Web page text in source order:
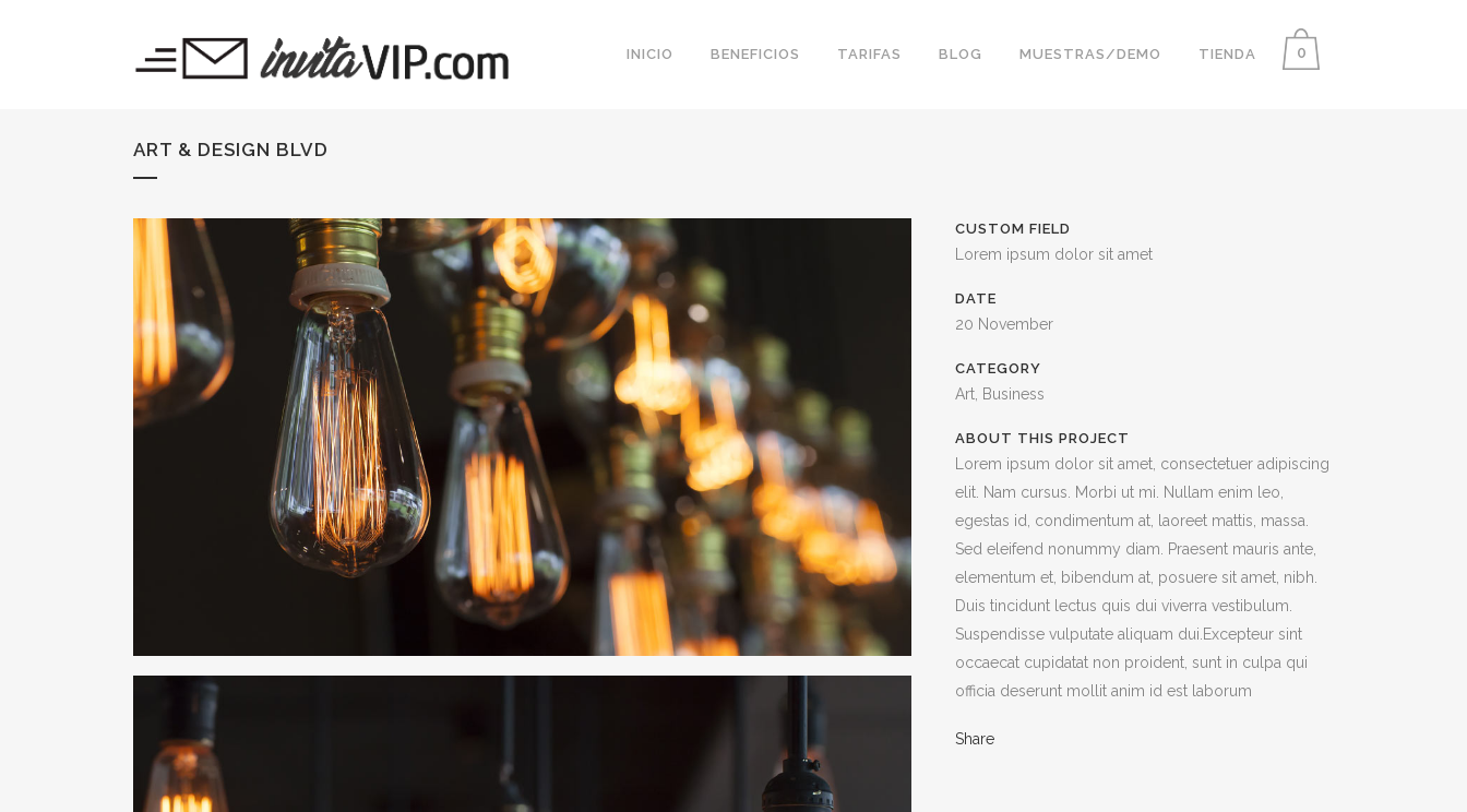
0
INICIO BENEFICIOS TARIFAS BLOG MUESTRAS/DEMO TIENDA
ART & DESIGN BLVD
CUSTOM FIELD
Lorem ipsum dolor sit amet
DATE
20 November
CATEGORY
Art, Business
ABOUT THIS PROJECT
Lorem ipsum dolor sit amet, consectetuer adipiscing
elit. Nam cursus. Morbi ut mi. Nullam enim leo,
egestas id, condimentum at, laoreet mattis, massa.
Sed eleifend nonummy diam. Praesent mauris ante,
elementum et, bibendum at, posuere sit amet, nibh.
Duis tincidunt lectus quis dui viverra vestibulum.
Suspendisse vulputate aliquam dui.Excepteur sint
occaecat cupidatat non proident, sunt in culpa qui
officia deserunt mollit anim id est laborum
Share